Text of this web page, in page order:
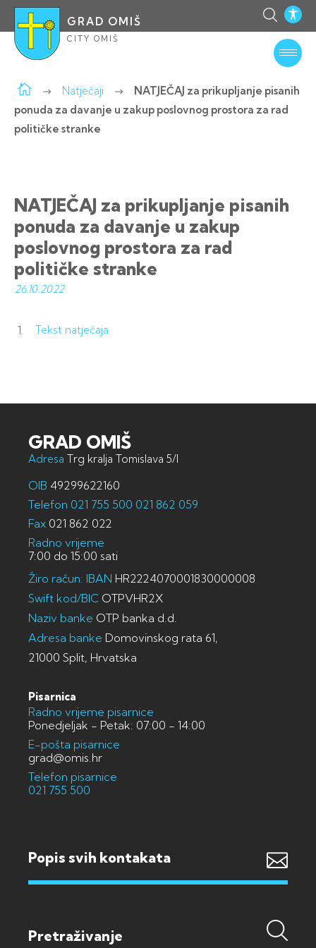
GRAD OMIŠ
CITY OMIŠ
Natječaji
NATJEČAJ za prikupljanje pisanih
ponuda za davanje u zakup poslovnog prostora za rad
političke stranke
NATJEČAJ za prikupljanje pisanih
ponuda za davanje u zakup
poslovnog prostora za rad
političke stranke
26.10.2022
Tekst natječaja
GRAD OMIŠ
Adresa Trg kralja Tomislava 5/I
OIB 49299622160
Telefon 021 755 500 021 862 059
Fax 021 862 022
Radno vrijeme
7:00 do 15:00 sati
Žiro račun: IBAN HR2224070001830000008
Swift kod/BIC OTPVHR2X
Naziv banke OTP banka d.d.
Adresa banke Domovinskog rata 61,
21000 Split, Hrvatska
Pisarnica
Radno vrijeme pisarnice
Ponedjeljak - Petak: 07:00 - 14:00
E-pošta pisarnice
grad@omis.hr
Telefon pisarnice
021 755 500
Popis svih kontakata